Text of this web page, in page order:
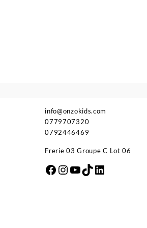
info@onzokids.com
0779707320
0792446469
Frerie 03 Groupe C Lot 06
Facebook
Instagram
YouTube
TikTok
LinkedIn